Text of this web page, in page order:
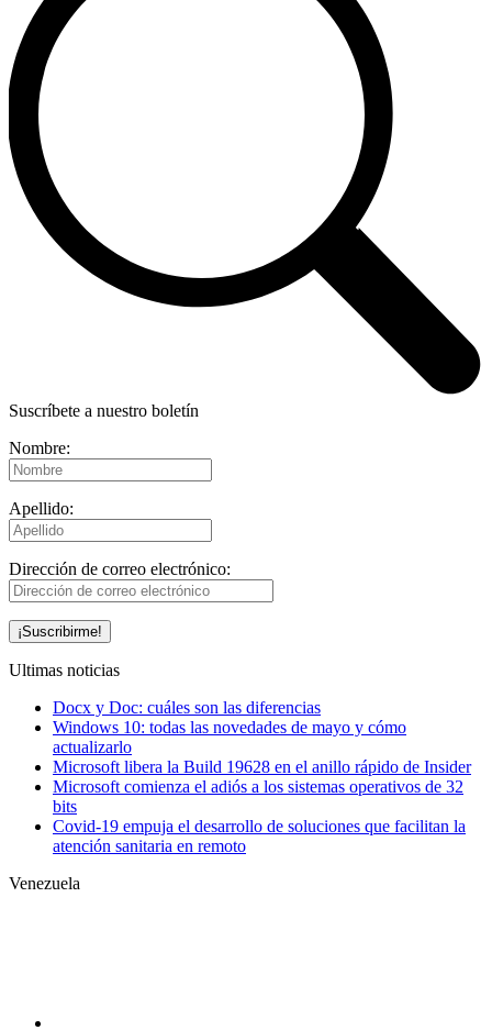
Suscríbete a nuestro boletín
Nombre:
Apellido:
Dirección de correo electrónico:
Ultimas noticias
Docx y Doc: cuáles son las diferencias
Windows 10: todas las novedades de mayo y cómo
actualizarlo
Microsoft libera la Build 19628 en el anillo rápido de Insider
Microsoft comienza el adiós a los sistemas operativos de 32
bits
Covid-19 empuja el desarrollo de soluciones que facilitan la
atención sanitaria en remoto
Venezuela